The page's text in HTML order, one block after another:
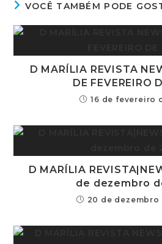
VOCÊ TAMBÉM PODE
D MARÍLIA REVISTA
DE FEVEREIRO
16 de fevereiro
D MARÍLIA
de dezembro
20 de dezembro